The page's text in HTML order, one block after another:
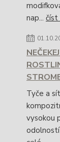
nap... číst
Tyče a
vysokou
odolností